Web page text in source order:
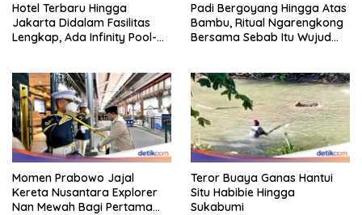
Hotel Terbaru Hingga
Jakarta Didalam Fasilitas
Lengkap, Ada Infinity Pool-
Padi Bergoyang Hingga Atas
Bambu, Ritual Ngarengkong
Bersama Sebab Itu Wujud
Momen Prabowo Jajal
Kereta Nusantara Explorer
Nan Mewah Bagi Pertama
Teror Buaya Ganas Hantui
Situ Habibie Hingga
Sukabumi